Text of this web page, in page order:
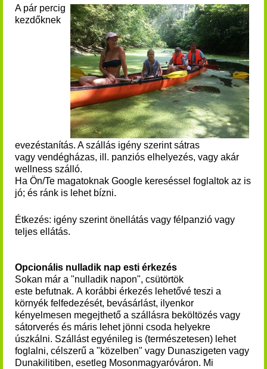
A pár percig
kezdőknek
evezéstanítás. A szállás igény szerint sátras
vagy vendégházas, ill. panziós elhelyezés, vagy akár
wellness szálló.
Ha Ön/Te magatoknak Google kereséssel foglaltok az is
jó; és ránk is lehet bízni.
Étkezés: igény szerint önellátás vagy félpanzió vagy
teljes ellátás.
Opcionális nulladik nap esti érkezés
Sokan már a "nulladik napon", csütörtök
este befutnak. A korábbi érkezés lehetővé teszi a
környék felfedezését, bevásárlást, ilyenkor
kényelmesen megejthető a szállásra beköltözés vagy
sátorverés és máris lehet jönni csoda helyekre
úszkálni. Szállást egyénileg is (természetesen) lehet
foglalni, célszerű a "közelben" vagy Dunaszigeten vagy
Dunakilitiben, esetleg Mosonmagyaróváron. Mi